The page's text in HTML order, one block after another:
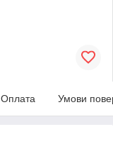
Оплата Умови